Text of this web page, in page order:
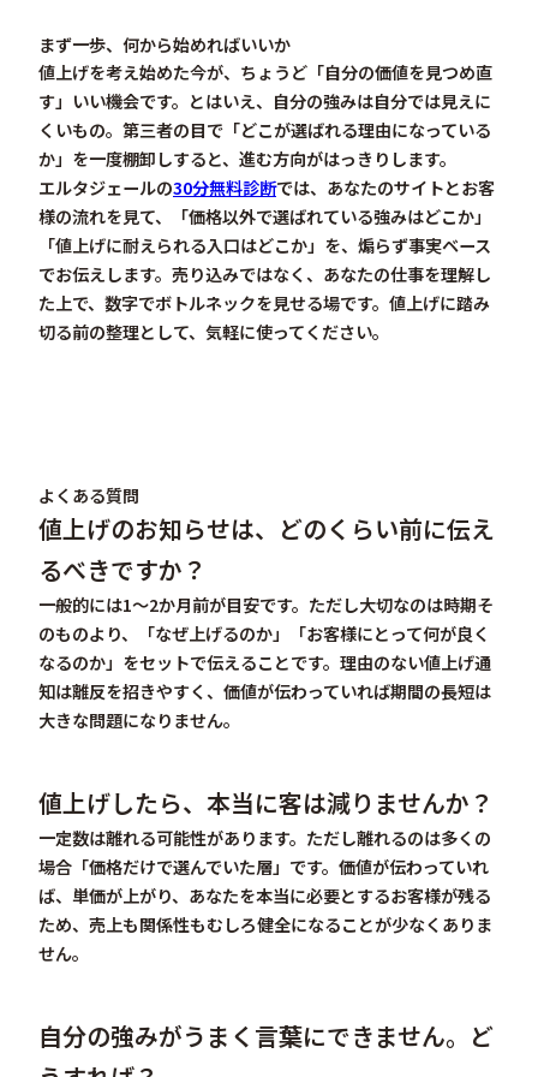
まず一歩、何から始めればいいか
値上げを考え始めた今が、ちょうど「自分の価値を見つめ直
す」いい機会です。とはいえ、自分の強みは自分では見えに
くいもの。第三者の目で「どこが選ばれる理由になっている
か」を一度棚卸しすると、進む方向がはっきりします。
エルタジェールの30分無料診断では、あなたのサイトとお客
様の流れを見て、「価格以外で選ばれている強みはどこか」
「値上げに耐えられる入口はどこか」を、煽らず事実ベース
でお伝えします。売り込みではなく、あなたの仕事を理解し
た上で、数字でボトルネックを見せる場です。値上げに踏み
切る前の整理として、気軽に使ってください。
よくある質問
値上げのお知らせは、どのくらい前に伝え
るべきですか？
一般的には1〜2か月前が目安です。ただし大切なのは時期そ
のものより、「なぜ上げるのか」「お客様にとって何が良く
なるのか」をセットで伝えることです。理由のない値上げ通
知は離反を招きやすく、価値が伝わっていれば期間の長短は
大きな問題になりません。
値上げしたら、本当に客は減りませんか？
一定数は離れる可能性があります。ただし離れるのは多くの
場合「価格だけで選んでいた層」です。価値が伝わっていれ
ば、単価が上がり、あなたを本当に必要とするお客様が残る
ため、売上も関係性もむしろ健全になることが少なくありま
せん。
自分の強みがうまく言葉にできません。ど